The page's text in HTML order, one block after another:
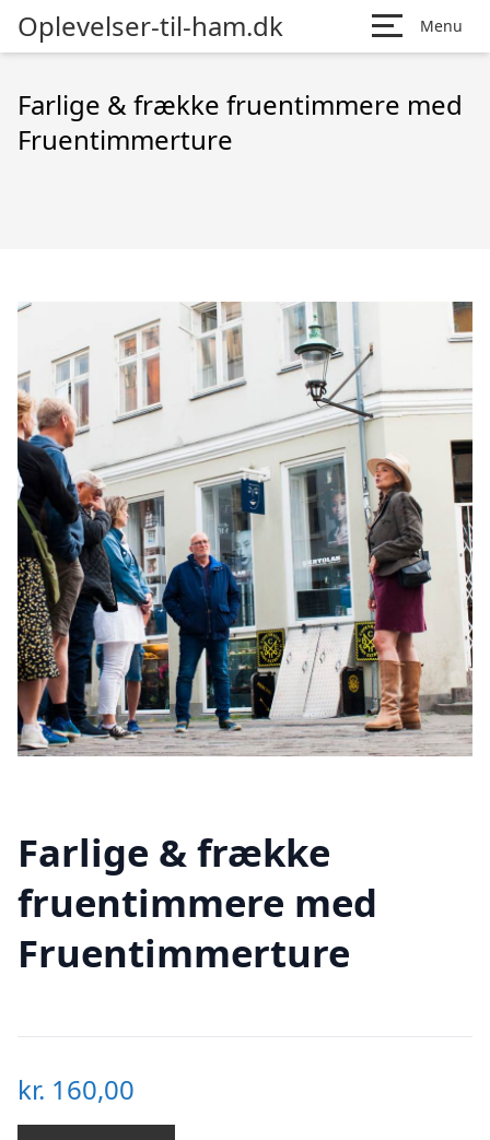
Oplevelser-til-ham.dk Menu
Farlige & frække fruentimmere med
Fruentimmerture
Farlige & frække
fruentimmere med
Fruentimmerture
kr. 160,00